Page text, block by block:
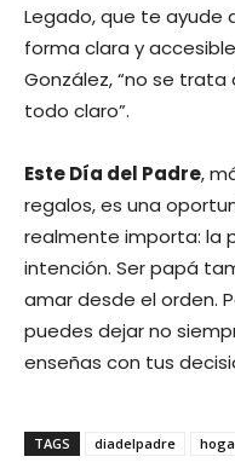
Legado, que te ayude
forma clara y
González, “no se
todo claro”.
Este Día del Padre,
regalos, es una
realmente importa: la
intención. Ser papá
amar desde el orden.
puedes dejar no
enseñas con tus
TAGS diadelpadre